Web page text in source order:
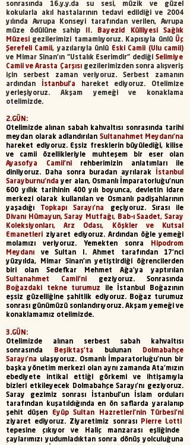
sonrasında 16.y.y.da su sesi, müzik ve güzel
kokularla akıl hastalarının tedavi edildiği ve 2004
yılında Avrupa Konseyi tarafından verilen, Avrupa
müze ödülüne sahip
II. Bayezid Külliyesi Sağlık
Müzesi
gezilerimizi tamamlıyoruz. Kapısıyla ünlü Üç
Şerefeli Camii, yazılarıyla ünlü
Eski Camii (Ulu camii)
ve Mimar Sinan’ın “Ustalık Eserimdir” dediğiSelimiye
Camii ve Arasta Çarşısı
gezilerimizden sonra alışveriş
için serbest zaman veriyoruz. Serbest zamanın
ardından
İstanbul’a
hareket ediyoruz. Otelimize
yerleşiyoruz. Akşam yemeği ve konaklama
otelimizde.
2.GÜN:
Otelimizde alınan sabah kahvaltısı sonrasında tarihi
meydan olarak adlandırılan Sultanahmet Meydanı'na
hareket ediyoruz. Eşsiz fresklerin büyülediği, kilise
ve camii özellikleriyle muhteşem bir eser olan
Ayasofya Camii'ni
rehberimizin anlatımları ile
dinliyoruz. Daha sonra buradan ayrılarak İstanbul
Sarayburnu'nda yer alan, Osmanlı İmparatorluğu'nun
600 yıllık tarihinin 400 yılı boyunca, devletin idare
merkezi olarak kullanılan ve Osmanlı padişahlarının
yaşadığı
Topkapı Sarayı’na
geçiyoruz. Sırası ile
Divanı Hümayun, Saray Mutfağı, Bab-ı Saadet, Saray
Koleksiyonları, Arz Odası, Köşkler ve Kutsal
Emanetleri
ziyaret ediyoruz. Ardından öğle yemeği
molamızı veriyoruz. Yemekten sonra
Hipodrom
Meydanı
ve Sultan I. Ahmet tarafından 17'nci
yüzyılda, Mimar Sinan'ın yetiştirdiği öğrencilerden
biri olan Sedefkar Mehmet Ağa'ya yaptırılan
Sultanahmet Camii’ni
geziyoruz. Sonrasında
Boğazdaki tekne turumuz
ile İstanbul Boğazının
eşsiz güzelliğine şahitlik ediyoruz. Boğaz turumuz
sonrası günümüzü sonlandırıyoruz. Akşam yemeği ve
konaklamamız otelimizde.
3.GÜN:
Otelimizde alınan serbest sabah kahvaltısı
sonrasında Beşiktaş’ta bulunan Dolmabahçe
Sarayı’na ulaşıyoruz. Osmanlı İmparatorluğu’nun bir
başka yönetim merkezi olan aynı zamanda Ata'mızın
ebediyete intikal ettiği görkemi ve ihtişamıyla
bizleri etkileyecek Dolmabahçe Sarayı'nı geziyoruz.
Saray gezimiz sonrası İstanbul’un İslam orduları
tarafından kuşatıldığında en ön saflarda yaralanıp
şehit düşen
Eyüp Sultan Hazretleri'nin Türbesi'ni
ziyaret ediyoruz. Ziyaretimiz sonrası
Pierre Lotti
tepesine çıkıyor ve Haliç manzarası eşliğinde
çaylarımızı yudumladıktan sonra dönüş yolculuğuna